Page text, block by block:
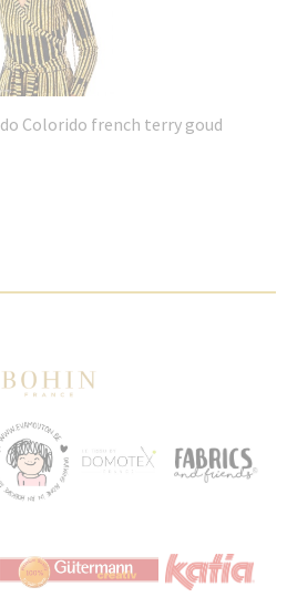
Colorido french terry goud